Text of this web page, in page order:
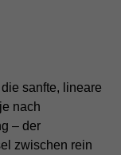
sanfte, lineare
nach
– der
zwischen rein